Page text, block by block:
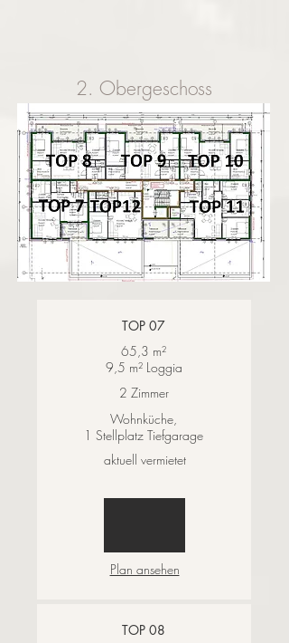
2. Obergeschoss
TOP 07
65,3 m²
9,5 m² Loggia
2 Zimmer
Wohnküche,
1 Stellplatz Tiefgarage
aktuell vermietet
Plan ansehen
TOP 08